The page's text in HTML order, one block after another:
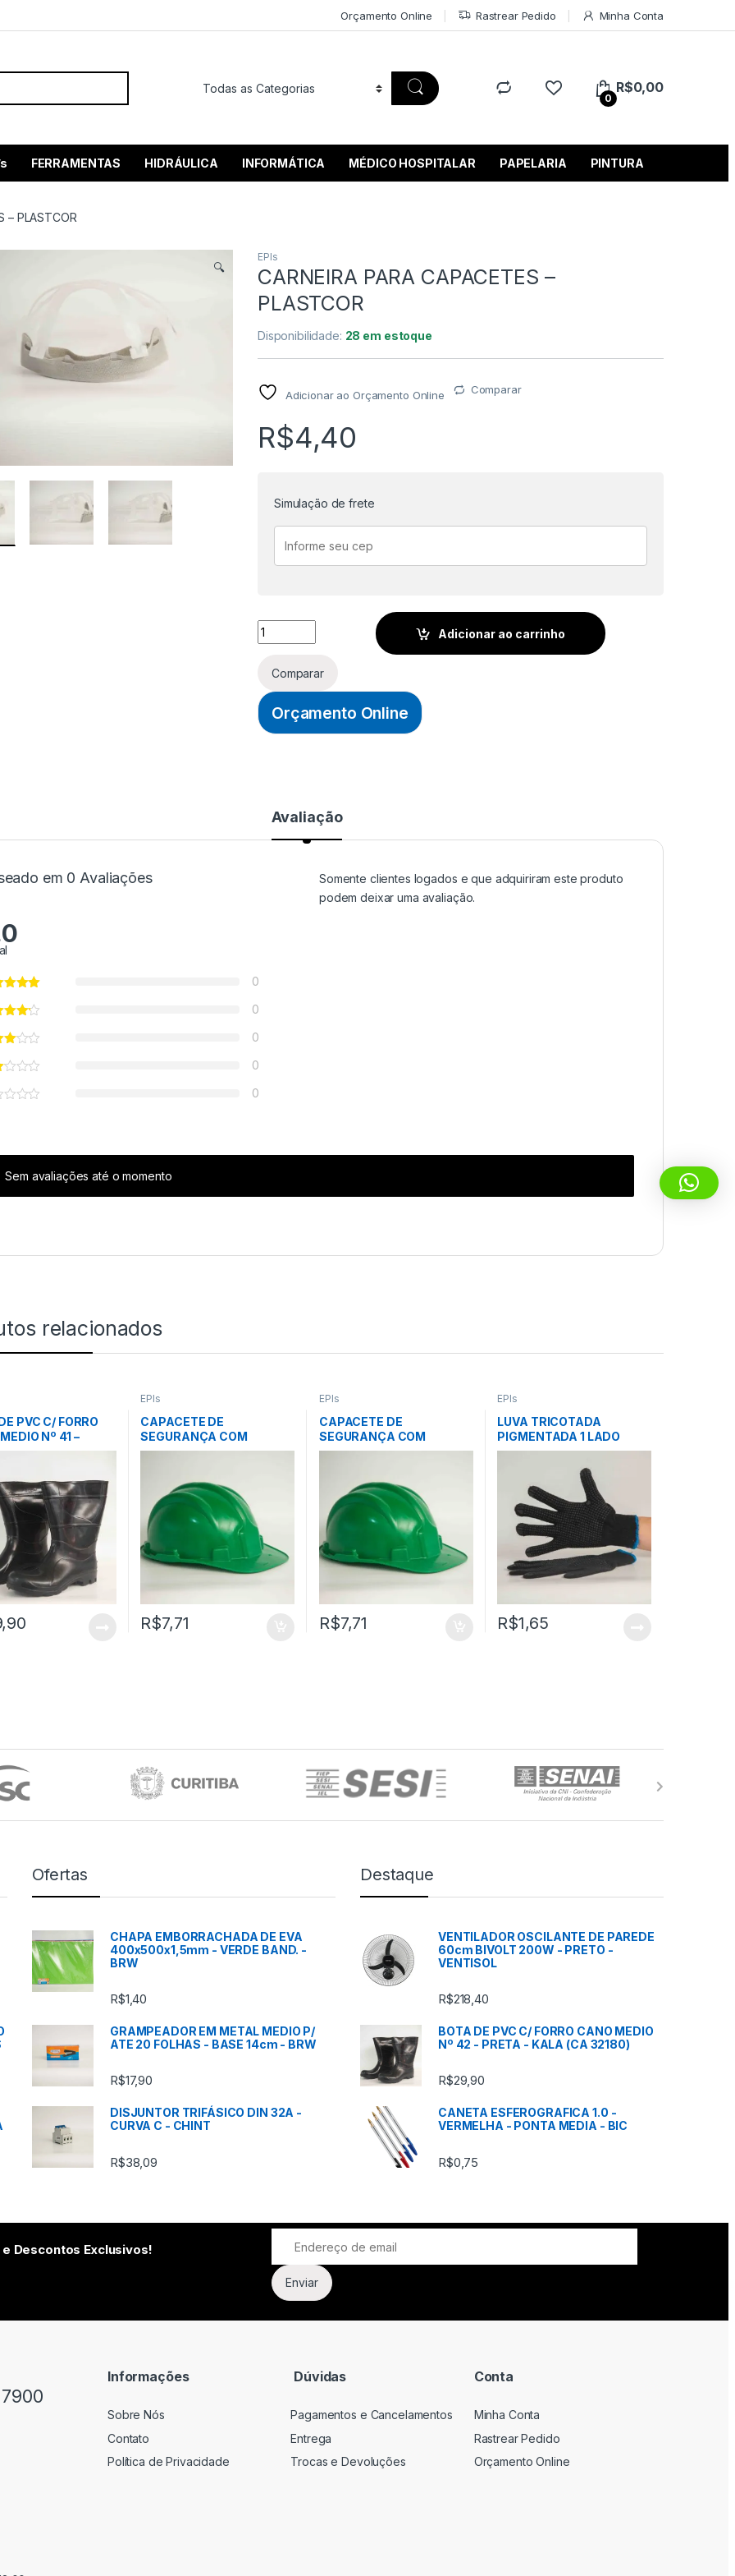
Orçamento Online Rastrear Pedido Minha Conta
por:
0
R$0,00
FERRAMENTAS HIDRÁULICA INFORMÁTICA MÉDICO HOSPITALAR PAPELARIA PINTURA
– PLASTCOR
🔍
EPIs
CARNEIRA PARA CAPACETES –
PLASTCOR
Disponibilidade: 28 em estoque
Adicionar ao Orçamento Online Comparar
R$4,40
Simulação de frete
CARNEIRA PARA CAPACETES - PLASTCOR quantidade
Adicionar ao carrinho
Comparar
Orçamento Online
Avaliação
em 0 Avaliações
0
0
0
0
0
Somente clientes logados e que adquiriram este produto
podem deixar uma avaliação.
Sem avaliações até o momento
relacionados
PVC C/ FORRO
Nº 41 –
– KALA (CA 32180)
EPIs
CAPACETE DE
SEGURANÇA COM
CARNEIRA – VERDE
PLASTCOR
R$7,71
EPIs
CAPACETE DE
SEGURANÇA COM
CARNEIRA – AMARELO –
R$7,71
EPIs
LUVA TRICOTADA
PIGMENTADA 1 LADO
(BRANCA) – 3 FIOS – CA
31911 – PLASTCOR
R$1,65
Ofertas
CHAPA EMBORRACHADA DE EVA
400x500x1,5mm - VERDE BAND. -
BRW
R$1,40
GRAMPEADOR EM METAL MEDIO P/
ATE 20 FOLHAS - BASE 14cm - BRW
R$17,90
DISJUNTOR TRIFÁSICO DIN 32A -
CURVA C - CHINT
R$38,09
Destaque
VENTILADOR OSCILANTE DE PAREDE
60cm BIVOLT 200W - PRETO -
VENTISOL
R$218,40
BOTA DE PVC C/ FORRO CANO MEDIO
Nº 42 - PRETA - KALA (CA 32180)
R$29,90
CANETA ESFEROGRAFICA 1.0 -
VERMELHA - PONTA MEDIA - BIC
R$0,75
Descontos Exclusivos!
Informações
Sobre Nós
Contato
Política de Privacidade
Dúvidas
Pagamentos e Cancelamentos
Entrega
Trocas e Devoluções
Conta
Minha Conta
Rastrear Pedido
Orçamento Online